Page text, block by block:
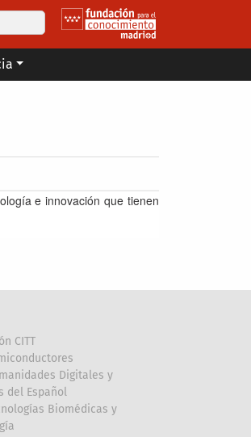
Search
e innovación que tienen
CITT
Digitales y
del Español
Biomédicas y